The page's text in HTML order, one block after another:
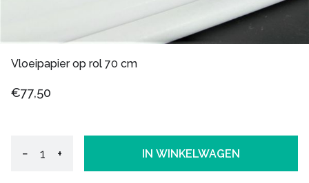
Vloeipapier op rol 70 cm
€77,50
− + IN WINKELWAGEN